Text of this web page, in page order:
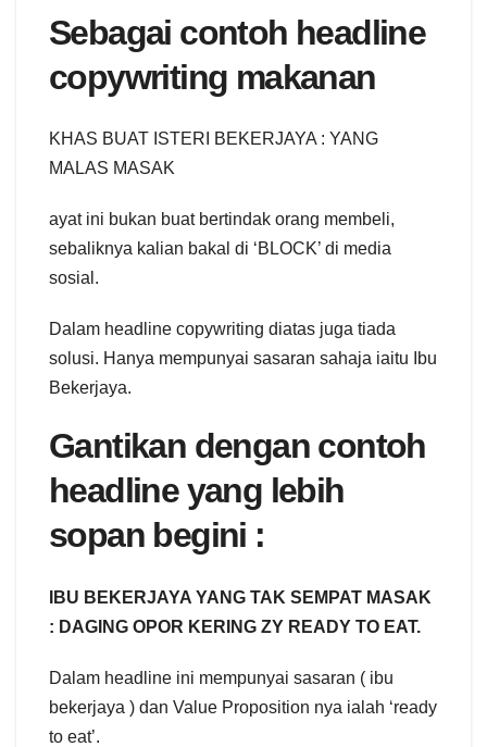
Sebagai contoh headline
copywriting makanan
KHAS BUAT ISTERI BEKERJAYA : YANG
MALAS MASAK
ayat ini bukan buat bertindak orang membeli,
sebaliknya kalian bakal di ‘BLOCK’ di media
sosial.
Dalam headline copywriting diatas juga tiada
solusi. Hanya mempunyai sasaran sahaja iaitu Ibu
Bekerjaya.
Gantikan dengan contoh
headline yang lebih
sopan begini :
IBU BEKERJAYA YANG TAK SEMPAT MASAK
: DAGING OPOR KERING ZY READY TO EAT.
Dalam headline ini mempunyai sasaran ( ibu
bekerjaya ) dan Value Proposition nya ialah ‘ready
to eat’.